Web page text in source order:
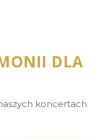
DLA
koncertach